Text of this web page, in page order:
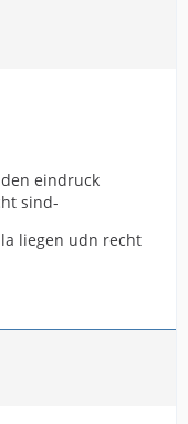
eindruck
sind-
liegen udn recht